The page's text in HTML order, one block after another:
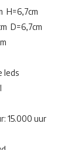
H=6,7cm
D=6,7cm
leds
15.000 uur